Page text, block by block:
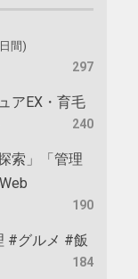
間)
297
アEX・育毛
240
索」「管理
190
#グルメ #飯
184